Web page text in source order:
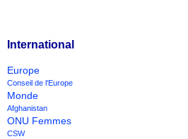
International
Europe
Conseil de l'Europe
Monde
Afghanistan
ONU Femmes
CSW